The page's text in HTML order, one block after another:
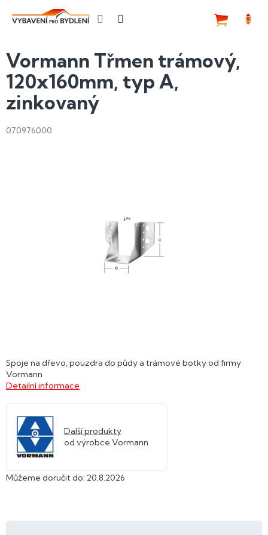
Vormann Třmen trámový,
120x160mm, typ A,
zinkovaný
070976000
Můžeme doručit do: 20.8.2026
Spoje na dřevo, pouzdra do půdy a trámové botky od firmy
Vormann
Detailní informace
Další produkty
od výrobce Vormann